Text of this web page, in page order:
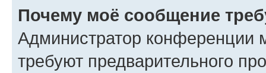
Почему моё сообщение
Администратор конференции
требуют предварительного